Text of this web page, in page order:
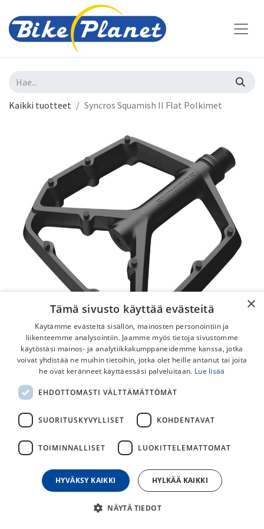
Kaikki tuotteet Syncros Squamish II Flat Polkimet
Syncros Squamish II Flat Polkimet
Syncrosin valmistamat Squamish II flättipolkimet on valettu
suojattua laakeria sekä vaihdettavat piikit.
120,00€
päivän alin hinta
×
Tämä sivusto käyttää evästeitä
Käytämme evästeitä sisällön, mainosten personointiin ja
liikenteemme analysointiin. Jaamme myös tietoja sivustomme
käytöstäsi mainos- ja analytiikkakumppaneidemme kanssa, jotka
voivat yhdistää ne muihin tietoihin, jotka olet heille antanut tai joita
he ovat keränneet käyttäessäsi palveluitaan. Lue lisää
EHDOTTOMASTI VÄLTTÄMÄTTÖMÄT
SUORITUSKYVYLLISET KOHDENTAVAT
TOIMINNALLISET LUOKITTELEMATTOMAT
HYVÄKSY KAIKKI HYLKÄÄ KAIKKI
NÄYTÄ TIEDOT